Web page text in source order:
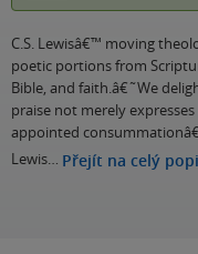
C.S. Lewisâ€™ moving
poetic portions from
Bible, and faith.â€˜We
praise not merely
appointed
Lewis… Přejít na celý